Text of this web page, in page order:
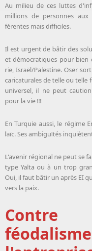
Au mi­lieu de ces luttes
mil­lions de per­sonnes
férentes mais dif­fi­ciles.
Il est urgent de bâ­tir des
et dé­mo­cra­tiques pour bien
rie, Is­raël/Pa­lestine. Oser
ca­ri­ca­tu­rales de telle ou telle
uni­ver­sel, il ne peut
pour la vie !!!
En Tur­quie aus­si, le ré­gime
laïc. Ses am­bi­guï­tés
L'avenir régional ne peut se
type Yalta ou à un trop
Oui, il faut bâ­tir un après EI
vers la paix.